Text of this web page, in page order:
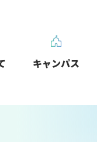
キャンパス